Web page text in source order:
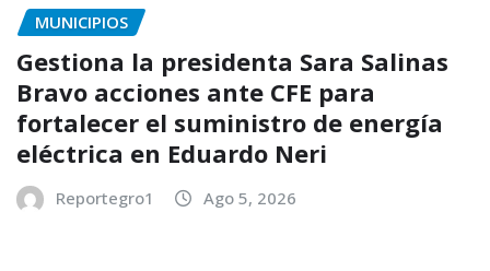
MUNICIPIOS
Gestiona la presidenta Sara Salinas
Bravo acciones ante CFE para
fortalecer el suministro de energía
eléctrica en Eduardo Neri
Reportegro1 Ago 5, 2026